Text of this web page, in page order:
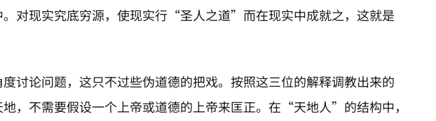
对现实究底穷源，使现实行“圣人之道”而在现实中成就之，这就是
讨论问题，这只不过些伪道德的把戏。按照这三位的解释调教出来的
，不需要假设一个上帝或道德的上帝来匡正。在“天地人”的结构中，